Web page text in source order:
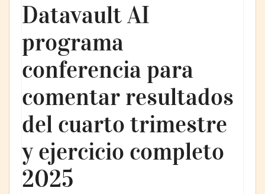
Datavault AI
programa
conferencia para
comentar resultados
del cuarto trimestre
y ejercicio completo
2025